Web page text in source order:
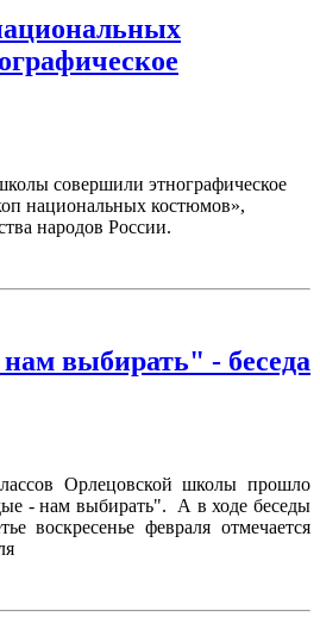
совершили этнографическое
национальных костюмов»,
народов России.
выбирать" - беседа
Орлецовской школы прошло
- нам выбирать". А в ходе беседы
воскресенье февраля отмечается